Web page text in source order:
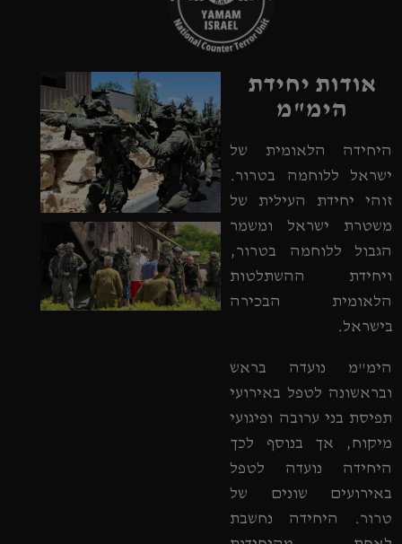
אודות יחידת
הימ"מ
היחידה הלאומית של
ישראל ללוחמה בטרור.
זוהי יחידת העילית של
משטרת ישראל ומשמר
הגבול ללוחמה בטרור,
ויחידת ההשתלטות
הלאומית הבכירה
בישראל.
הימ"מ נועדה בראש
ובראשונה לטפל באירועי
תפיסת בני ערובה ופיגועי
מיקוח, אך בנוסף לכך
היחידה נועדה לטפל
באירועים שונים של
טרור. היחידה נחשבת